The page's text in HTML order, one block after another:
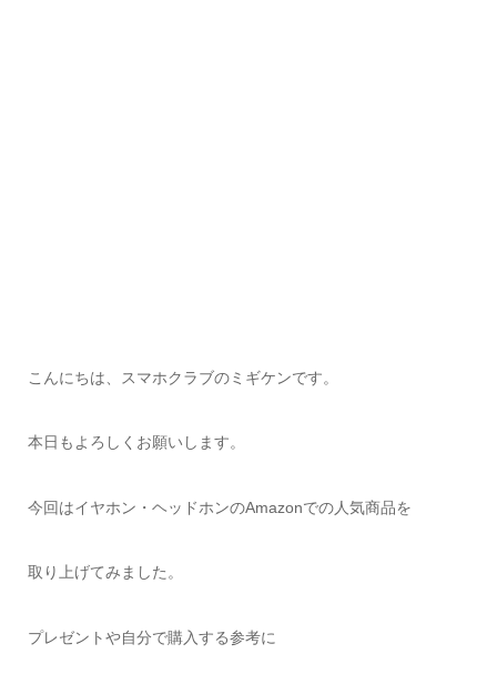
こんにちは、スマホクラブのミギケンです。
本日もよろしくお願いします。
今回はイヤホン・ヘッドホンのAmazonでの人気商品を
取り上げてみました。
プレゼントや自分で購入する参考に